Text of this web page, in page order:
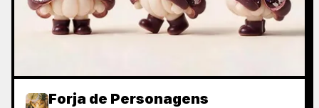
Forja de Personagens